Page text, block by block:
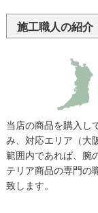
施工職人の紹介
当店の商品を購入し
み、対応エリア（大
範囲内であれば、腕
テリア商品の専門の
致します。